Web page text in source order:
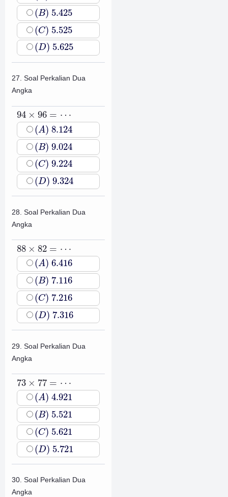
(B) 5.425
(B)5.425
(C) 5.525
(C)5.525
(D) 5.625
(D)5.625
27. Soal Perkalian Dua
Angka
94 × 96 = ⋯
94 ×96=⋯
(A) 8.124
(A)8.124
(B) 9.024
(B)9.024
(C) 9.224
(C)9.224
(D) 9.324
(D)9.324
28. Soal Perkalian Dua
Angka
88 × 82 = ⋯
88 ×82=⋯
(A) 6.416
(A)6.416
(B) 7.116
(B)7.116
(C) 7.216
(C)7.216
(D) 7.316
(D)7.316
29. Soal Perkalian Dua
Angka
73 × 77 = ⋯
73 ×77=⋯
(A) 4.921
(A)4.921
(B) 5.521
(B)5.521
(C) 5.621
(C)5.621
(D) 5.721
(D)5.721
30. Soal Perkalian Dua
Angka